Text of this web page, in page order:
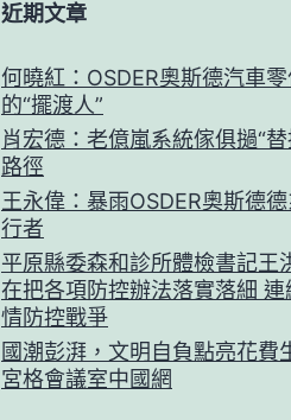
近期文章
何曉紅：OSDER奧斯德汽車
的“擺渡人”
肖宏德：老億嵐系統傢俱撾“
路徑
王永偉：暴雨OSDER奧斯德
行者
平原縣委森和診所體檢書記王
在把各項防控辦法落實落細
情防控戰爭
國潮彭湃，文明自負點亮花費
宮格會議室中國網